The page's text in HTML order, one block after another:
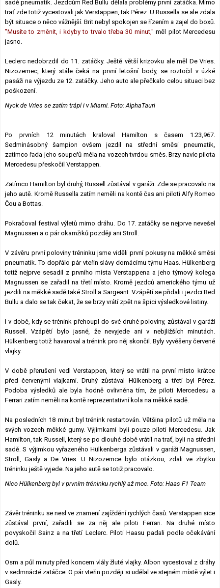
sadě pneumatik. Jezdcům Red Bullu dělala problémy první zatáčka. Mimo
trať zde totiž vycestovali jak Verstappen, tak Pérez. U Russella se ale zdala
být situace o něco vážnější. Brit nebyl spokojen se řízením a zajel do boxů.
"Musíte to změnit, i kdyby to trvalo třeba 30 minut," měl pilot Mercedesu
jasno.
Leclerc nedobrzdil do 11. zatáčky. Ještě větší krizovku ale měl De Vries.
Nizozemec, který stále čeká na první letošní body, se roztočil v úzké
pasáži na výjezdu ze 12. zatáčky. Jeho auto ale přečkalo celou situaci bez
poškození.
Nyck de Vries se zatím trápí i v Miami. Foto: AlphaTauri
Po prvních 12 minutách kraloval Hamilton s časem 1:23,967.
Sedminásobný šampion ovšem jezdil na střední směsi pneumatik,
zatímco řada jeho soupeřů měla na vozech tvrdou směs. Brzy navíc pilota
Mercedesu přeskočil Verstappen.
Zatímco Hamilton byl druhý, Russell zůstával v garáži. Zde se pracovalo na
jeho autě. Kromě Russella zatím neměli na kontě čas ani piloti Alfy Romeo
Čou a Bottas.
Pokračoval festival výletů mimo dráhu. Do 17. zatáčky se nejprve nevešel
Magnussen a o pár okamžiků později ani Stroll.
V závěru první poloviny tréninku jsme viděli první pokusy na měkké směsi
pneumatik. To dopřálo pár vteřin slávy domácímu týmu Haas. Hülkenberg
totiž nejprve sesadil z prvního místa Verstappena a jeho týmový kolega
Magnussen se zařadil na třetí místo. Kromě jezdců amerického týmu už
jezdili na měkké sadě také Stroll a Sargeant. Vzápětí se přidali i jezdci Red
Bullu a dalo se tak čekat, že se brzy vrátí zpět na špici výsledkové listiny.
I v době, kdy se trénink přehoupl do své druhé poloviny, zůstával v garáži
Russell. Vzápětí bylo jasné, že nevyjede ani v nebjližších minutách.
Hülkenberg totiž havaroval a trénink pro něj skončil. Byly vyvěšeny červené
vlajky.
V době přerušení vedl Verstappen, který se vrátil na první místo krátce
před červenými vlajkami. Druhý zůstával Hülkenberg a třetí byl Pérez.
Podoba výsledků ale byla hodně ovlivněna tím, že piloti Mercedesu a
Ferrari zatím neměli na kontě reprezentativní kola na měkké sadě.
Na posledních 18 minut byl trénink restartován. Většina pilotů už měla na
svých vozech měkké gumy. Výjimkami byli pouze piloti Mercedesu. Jak
Hamilton, tak Russell, který se po dlouhé době vrátil na trať, byli na střední
sadě. S výjimkou vyřazeného Hülkenberga zůstávali v garáži Magnussen,
Stroll, Gasly a De Vries. U Nizozemce bylo otázkou, zdali ve zbytku
tréninku ještě vyjede. Na jeho autě se totiž pracovalo.
Nico Hülkenberg byl v prvním tréninku rychlý až moc. Foto: Haas F1 Team
Závěr tréninku se nesl ve znamení zajíždění rychlých časů. Verstappen sice
zůstával první, zařadili se za něj ale piloti Ferrari. Na druhé místo
povyskočil Sainz a na třetí Leclerc. Piloti Haasu padali podle očekávání
dolů.
Osm a půl minuty před koncem vlály žluté vlajky. Albon vycestoval z dráhy
v sedmnácté zatáčce. O pár vteřin později si udělal ve stejném místě výlet i
Gasly.